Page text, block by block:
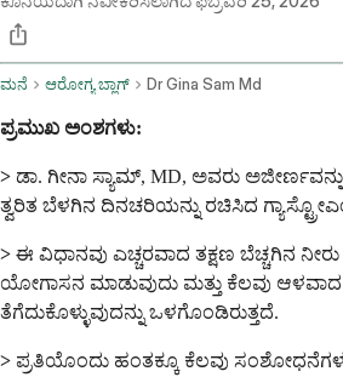
ಮನೆ ಆರೋಗ್ಯ ಬ್ಲಾಗ್ Dr Gina Sam Md
ಪ್ರಮುಖ ಅಂಶಗಳು:
> ಡಾ. ಗೀನಾ ಸ್ಯಾಮ್, MD, ಅವರು
ತ್ವರಿತ ಬೆಳಗಿನ ದಿನಚರಿಯನ್ನು ರಚಿಸಿದ
> ಈ ವಿಧಾನವು ಎಚ್ಚರವಾದ ತಕ್ಷಣ ಬೆಚ್ಚಗಿನ
ಯೋಗಾಸನ ಮಾಡುವುದು ಮತ್ತು ಕೆಲವು
ತೆಗೆದುಕೊಳ್ಳುವುದನ್ನು ಒಳಗೊಂಡಿರುತ್ತದೆ.
> ಪ್ರತಿಯೊಂದು ಹಂತಕ್ಕೂ ಕೆಲವು